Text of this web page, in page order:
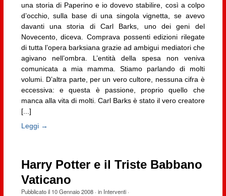
una storia di Paperino e io dovevo stabilire, così a colpo
d’occhio, sulla base di una singola vignetta, se avevo
davanti una storia di Carl Barks, uno dei geni del
Novecento, diceva. Comprava possenti edizioni rilegate
di tutta l’opera barksiana grazie ad ambigui mediatori che
agivano nell’ombra. L’entità della spesa non veniva
comunicata a mia mamma. Stiamo parlando di molti
volumi. D’altra parte, per un vero cultore, nessuna cifra è
eccessiva: e questa è passione, proprio quello che
manca alla vita di molti. Carl Barks è stato il vero creatore
[...]
Leggi →
Harry Potter e il Triste Babbano
Vaticano
Pubblicato il 10 Gennaio 2008· in Interventi·